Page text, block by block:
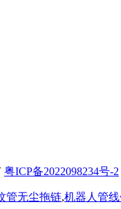
粤ICP备2022098234号-2
管无尘拖链,机器人管